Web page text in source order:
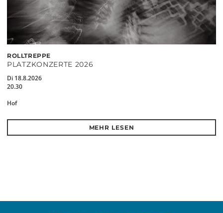
ROLLTREPPE
PLATZKONZERTE 2026
Di 18.8.2026
20.30
Hof
MEHR LESEN